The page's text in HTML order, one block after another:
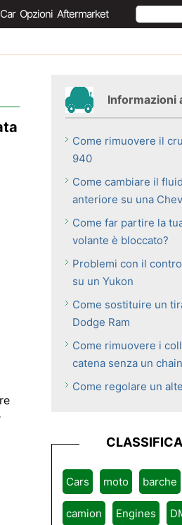
Car Opzioni Aftermarket
Informazioni
Come rimuovere il
940
Come cambiare il
anteriore su una
Come far partire la
volante è bloccato?
Problemi con il
su un Yukon
Come sostituire un
Dodge Ram
Come rimuovere i
catena senza un
Come regolare un
Cars moto barche
camion Engines